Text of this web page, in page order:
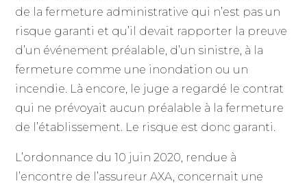
de la fermeture administrative qui n’est pas un
risque garanti et qu’il devait rapporter la preuve
d’un événement préalable, d’un sinistre, à la
fermeture comme une inondation ou un
incendie. Là encore, le juge a regardé le contrat
qui ne prévoyait aucun préalable à la fermeture
de l’établissement. Le risque est donc garanti.
L’ordonnance du 10 juin 2020, rendue à
l’encontre de l’assureur AXA, concernait une